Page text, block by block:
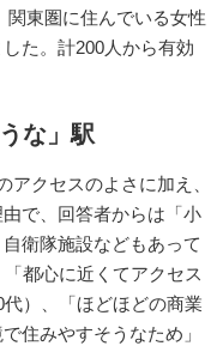
東圏に住んでいる女性
た。計200人から有効
な」駅
クセスのよさに加え、
で、回答者からは「小
衛隊施設などもあって
都心に近くてアクセス
）、「ほどほどの商業
住みやすそうなため」